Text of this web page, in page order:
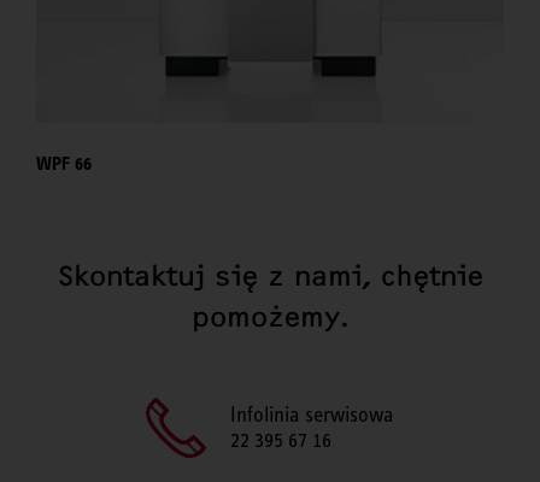
WPF 66
Skontaktuj się z nami, chętnie
pomożemy.
Infolinia serwisowa
22 395 67 16